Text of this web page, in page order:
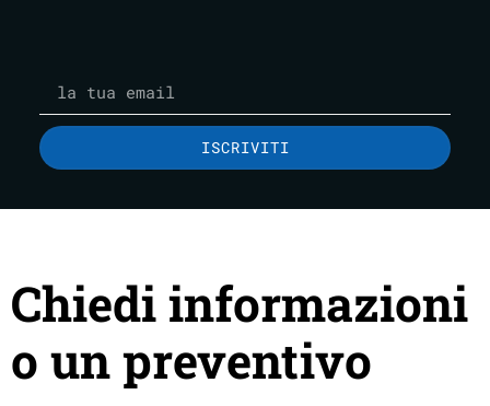
ISCRIVITI
Chiedi informazioni
o un preventivo